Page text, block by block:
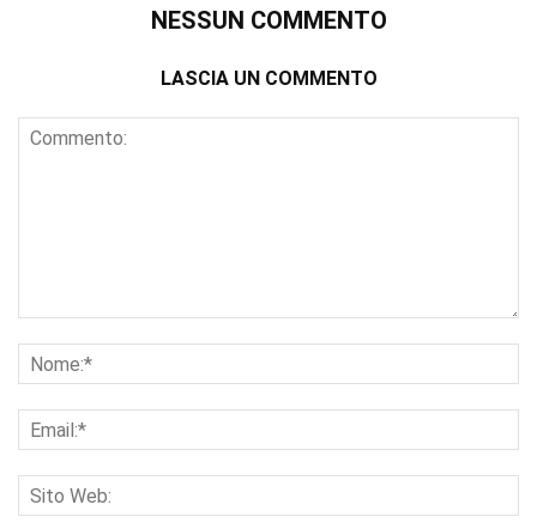
NESSUN COMMENTO
LASCIA UN COMMENTO